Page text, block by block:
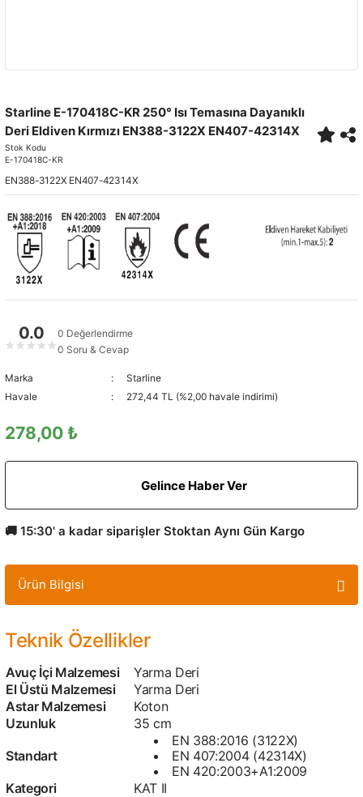
Starline E-170418C-KR 250° Isı Temasına Dayanıklı
Deri Eldiven Kırmızı EN388-3122X EN407-42314X
Stok Kodu
E-170418C-KR
EN388-3122X EN407-42314X
0.0
★ ★ ★ ★ ★
0 Değerlendirme
0 Soru & Cevap
Marka
Starline
Havale
272,44 TL (%2,00 havale indirimi)
278,00 ₺
Gelince Haber Ver
🚚 15:30' a kadar siparişler Stoktan Aynı Gün Kargo
Ürün Bilgisi
Teknik Özellikler
Avuç İçi Malzemesi
Yarma Deri
El Üstü Malzemesi
Yarma Deri
Astar Malzemesi
Koton
Uzunluk
35 cm
Standart
EN 388:2016 (3122X)
EN 407:2004 (42314X)
EN 420:2003+A1:2009
Kategori
KAT II